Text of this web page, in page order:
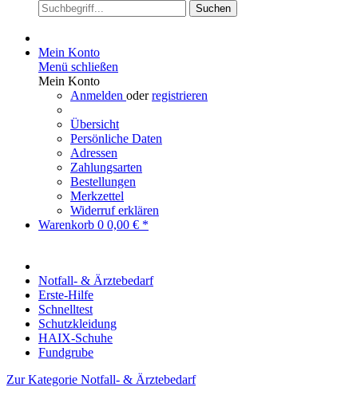
Suchen
Mein Konto
Menü schließen
Mein Konto
Anmelden oderregistrieren
Übersicht
Persönliche Daten
Adressen
Zahlungsarten
Bestellungen
Merkzettel
Widerruf erklären
Warenkorb 0 0,00 € *
Notfall- & Ärztebedarf
Erste-Hilfe
Schnelltest
Schutzkleidung
HAIX-Schuhe
Fundgrube
Zur Kategorie Notfall- & Ärztebedarf